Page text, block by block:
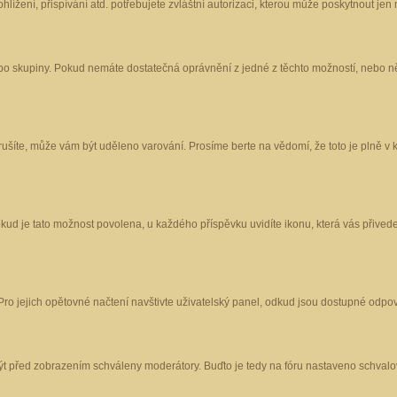
přispívání atd. potřebujete zvláštní autorizaci, kterou může poskytnout
Pokud nemáte dostatečná oprávnění z jedné z těchto možností, nebo
může vám být uděleno varování. Prosíme berte na vědomí, že toto je plně
je tato možnost povolena, u každého příspěvku uvidíte ikonu, která vás
jejich opětovné načtení navštivte uživatelský panel, odkud jsou dostupné
zobrazením schváleny moderátory. Buďto je tedy na fóru nastaveno